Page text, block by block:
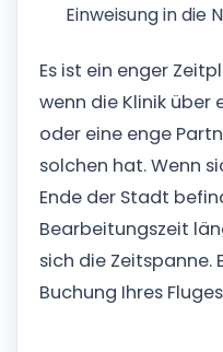
Einweisung in die
Es ist ein enger
wenn die Klinik über
oder eine enge
solchen hat. Wenn
Ende der Stadt
Bearbeitungszeit
sich die Zeitspanne.
Buchung Ihres